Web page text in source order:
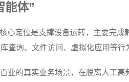
能体”
心定位是支撑设备运转，主要完成
查询、文件访问、虚拟化应用等行
业的真实业务场景，在脱离人工高